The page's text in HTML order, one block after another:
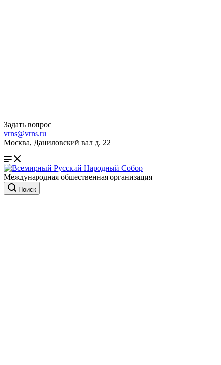
Задать вопрос
vrns@vrns.ru
Москва, Даниловский вал д. 22
Международная общественная организация
Поиск